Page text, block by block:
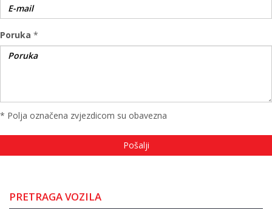
Poruka *
* Polja označena zvjezdicom su obavezna
PRETRAGA VOZILA